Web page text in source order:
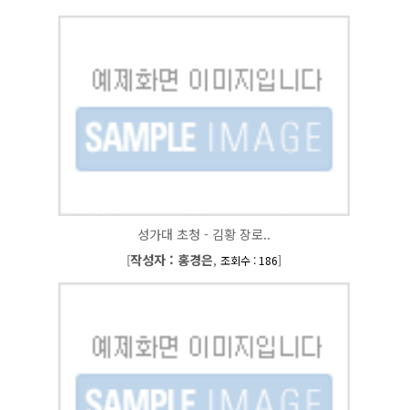
성가대 초청 - 김황 장로..
[작성자 : 홍경은, 조회수 : 186]